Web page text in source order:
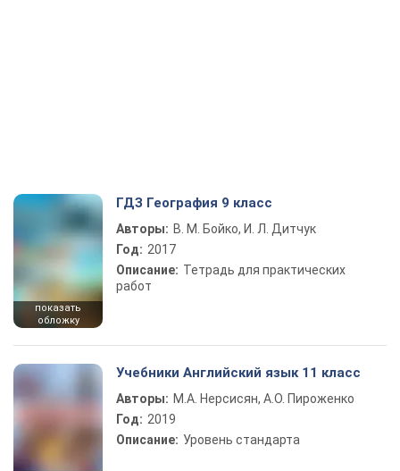
показать
обложку
ГДЗ География 9 класс
Авторы: В. М. Бойко, И. Л. Дитчук
Год: 2017
Описание: Тетрадь для практических
работ
Учебники Английский язык 11 класс
Авторы: М.А. Нерсисян, А.О. Пироженко
Год: 2019
Описание: Уровень стандарта